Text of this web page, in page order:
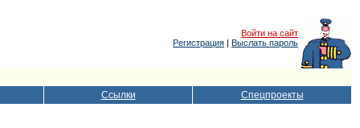
Войти на сайт
Регистрация | Выслать пароль
Ссылки Спецпроекты